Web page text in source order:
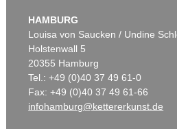
HAMBURG
Louisa von Saucken / Undine
Holstenwall 5
20355 Hamburg
Tel.: +49 (0)40 37 49 61-0
Fax: +49 (0)40 37 49 61-66
infohamburg@kettererkunst.de